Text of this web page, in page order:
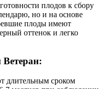
плодов к сбору
но и на основе
плоды имеют
оттенок и легко
длительным сроком